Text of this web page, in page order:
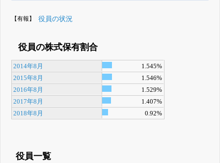
く追える
無料でβ版をはじめる
【有報】 役員の状況
役員の株式保有割合
2014年8月
1.545%
2015年8月
1.546%
2016年8月
1.529%
2017年8月
1.407%
2018年8月
0.92%
役員一覧